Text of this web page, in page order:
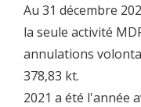
Au 31 décembre
la seule activité
annulations
378,83 kt.
2021 a été l'année